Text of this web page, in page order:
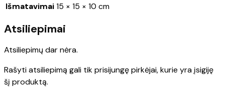
Išmatavimai15 × 15 × 10 cm
Atsiliepimai
Atsiliepimų dar nėra.
Rašyti atsiliepimą gali tik prisijungę pirkėjai, kurie yra įsigiję
šį produktą.